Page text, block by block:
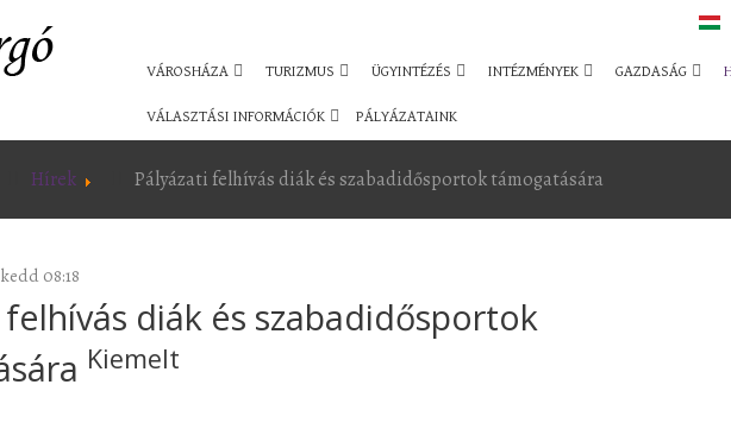
VÁROSHÁZA TURIZMUS ÜGYINTÉZÉS INTÉZMÉNYEK GAZDASÁG
VÁLASZTÁSI INFORMÁCIÓK PÁLYÁZATAINK
Hírek Pályázati felhívás diák és szabadidősportok támogatására
08:18
felhívás diák és szabadidősportok
Kiemelt